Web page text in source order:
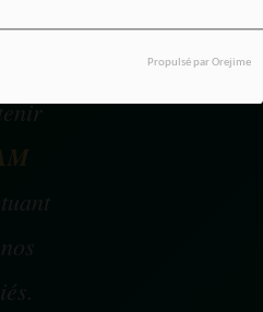
Propulsé par Orejime